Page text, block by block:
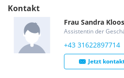
Kontakt
Frau Sandra Kloos
Assistentin der
+43 31622897714
Jetzt